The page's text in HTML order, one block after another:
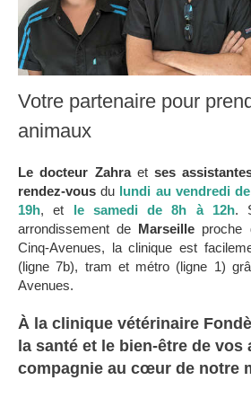
Votre partenaire pour
animaux
Le docteur Zahraet ses
rendez-vous du lundi au vendredi
19h, et le samedi de 8h à 12h.
arrondissement de Marseille proche
Cinq-Avenues, la clinique est
(ligne 7b), tram et métro (ligne 1)
Avenues.
À la clinique vétérinaire
la santé et le bien-être de vos
compagnie au cœur de notre